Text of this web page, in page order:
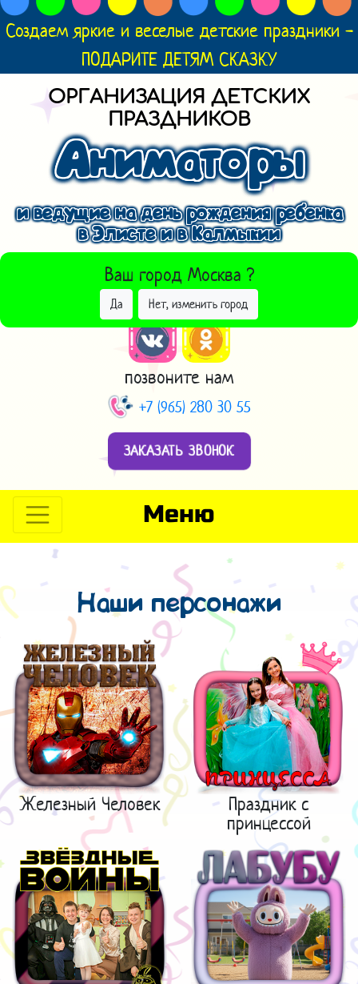
Создаем яркие и веселые детские праздники -
ПОДАРИТЕ ДЕТЯМ СКАЗКУ
ОРГАНИЗАЦИЯ ДЕТСКИХ
ПРАЗДНИКОВ
Аниматоры
и ведущие на день рождения ребенка
в Элисте и в Калмыкии
Ваш город Москва ?
Да Нет, изменить город
ВЫБРАТЬ ДРУГОЙ ГОРОД
позвоните нам
+7 (965) 280 30 55
ЗАКАЗАТЬ ЗВОНОК
Меню
Наши персонажи
Железный Человек
Праздник с
принцессой